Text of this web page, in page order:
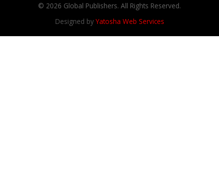
© 2026 Global Publishers. All Rights Reserved.
Designed byYatosha Web Services